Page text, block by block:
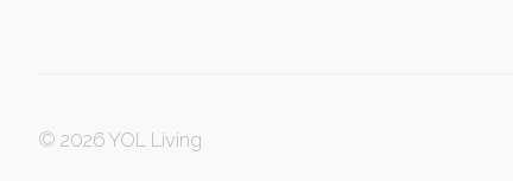
© 2026 YOL Living